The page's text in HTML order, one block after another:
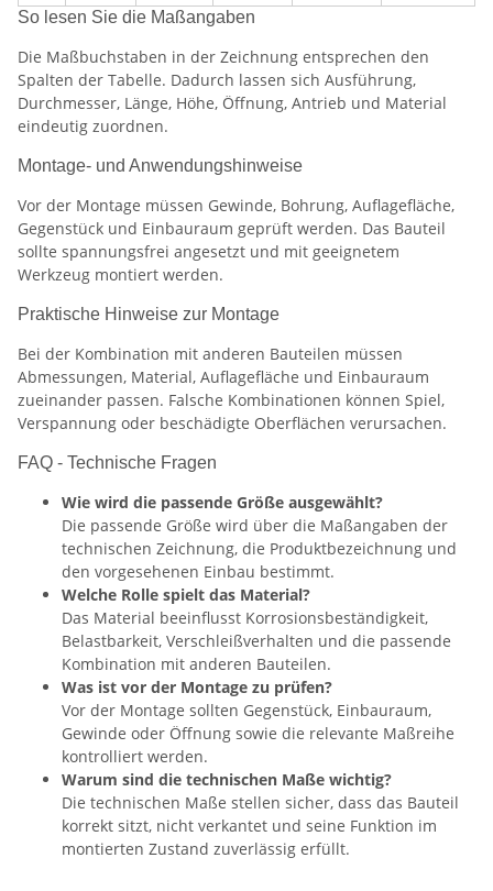
So lesen Sie die Maßangaben
Die Maßbuchstaben in der Zeichnung entsprechen den
Spalten der Tabelle. Dadurch lassen sich Ausführung,
Durchmesser, Länge, Höhe, Öffnung, Antrieb und Material
eindeutig zuordnen.
Montage- und Anwendungshinweise
Vor der Montage müssen Gewinde, Bohrung, Auflagefläche,
Gegenstück und Einbauraum geprüft werden. Das Bauteil
sollte spannungsfrei angesetzt und mit geeignetem
Werkzeug montiert werden.
Praktische Hinweise zur Montage
Bei der Kombination mit anderen Bauteilen müssen
Abmessungen, Material, Auflagefläche und Einbauraum
zueinander passen. Falsche Kombinationen können Spiel,
Verspannung oder beschädigte Oberflächen verursachen.
FAQ - Technische Fragen
Wie wird die passende Größe ausgewählt?
Die passende Größe wird über die Maßangaben der
technischen Zeichnung, die Produktbezeichnung und
den vorgesehenen Einbau bestimmt.
Welche Rolle spielt das Material?
Das Material beeinflusst Korrosionsbeständigkeit,
Belastbarkeit, Verschleißverhalten und die passende
Kombination mit anderen Bauteilen.
Was ist vor der Montage zu prüfen?
Vor der Montage sollten Gegenstück, Einbauraum,
Gewinde oder Öffnung sowie die relevante Maßreihe
kontrolliert werden.
Warum sind die technischen Maße wichtig?
Die technischen Maße stellen sicher, dass das Bauteil
korrekt sitzt, nicht verkantet und seine Funktion im
montierten Zustand zuverlässig erfüllt.